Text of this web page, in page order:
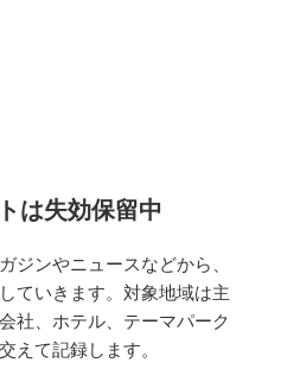
は失効保留中
ジンやニュースなどから、
ていきます。対象地域は主
社、ホテル、テーマパーク
えて記録します。